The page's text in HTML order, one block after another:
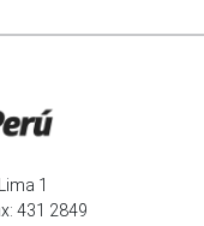
1
431 2849